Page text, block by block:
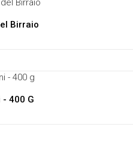
Birraio
- 400 G